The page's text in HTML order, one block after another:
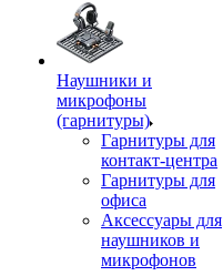
Наушники и
микрофоны
(гарнитуры)
Гарнитуры для
контакт-центра
Гарнитуры для
офиса
Аксессуары для
наушников и
микрофонов